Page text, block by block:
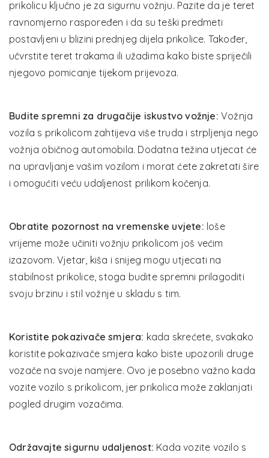
prikolicu ključno je za sigurnu vožnju. Pazite da je teret
ravnomjerno raspoređen i da su teški predmeti
postavljeni u blizini prednjeg dijela prikolice. Također,
učvrstite teret trakama ili užadima kako biste spriječili
njegovo pomicanje tijekom prijevoza.
Budite spremni za drugačije iskustvo vožnje: Vožnja
vozila s prikolicom zahtijeva više truda i strpljenja nego
vožnja običnog automobila. Dodatna težina utjecat će
na upravljanje vašim vozilom i morat ćete zakretati šire
i omogućiti veću udaljenost prilikom kočenja.
Obratite pozornost na vremenske uvjete: loše
vrijeme može učiniti vožnju prikolicom još većim
izazovom. Vjetar, kiša i snijeg mogu utjecati na
stabilnost prikolice, stoga budite spremni prilagoditi
svoju brzinu i stil vožnje u skladu s tim.
Koristite pokazivače smjera: kada skrećete, svakako
koristite pokazivače smjera kako biste upozorili druge
vozače na svoje namjere. Ovo je posebno važno kada
vozite vozilo s prikolicom, jer prikolica može zaklanjati
pogled drugim vozačima.
Održavajte sigurnu udaljenost: Kada vozite vozilo s